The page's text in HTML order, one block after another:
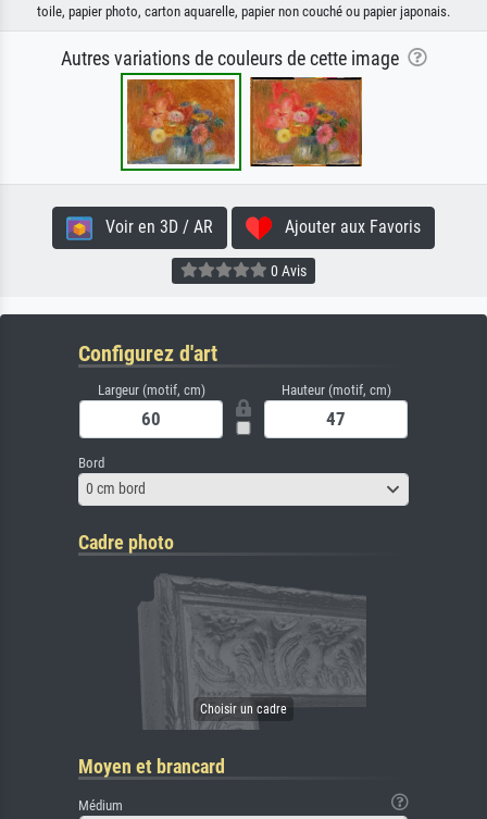
toile, papier photo, carton aquarelle, papier non couché ou papier japonais.
Autres variations de couleurs de cette image
Voir en 3D / AR Ajouter aux Favoris
0 Avis
Configurez d'art
Largeur (motif, cm) Hauteur (motif, cm)
Bord
0 cm bord
Cadre photo
Moyen et brancard
Médium